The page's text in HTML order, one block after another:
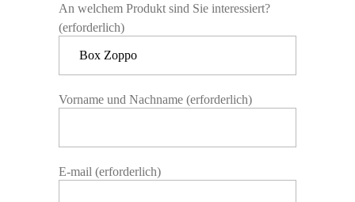
An welchem Produkt sind Sie interessiert?
(erforderlich)
Vorname und Nachname (erforderlich)
E-mail (erforderlich)